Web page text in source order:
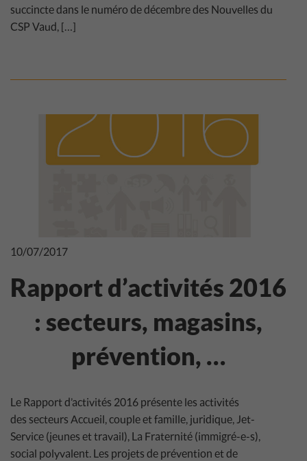
succincte dans le numéro de décembre des Nouvelles du
CSP Vaud, […]
10/07/2017
Rapport d’activités 2016
: secteurs, magasins,
prévention, …
Le Rapport d’activités 2016 présente les activités
des secteurs Accueil, couple et famille, juridique, Jet-
Service (jeunes et travail), La Fraternité (immigré-e-s),
social polyvalent. Les projets de prévention et de